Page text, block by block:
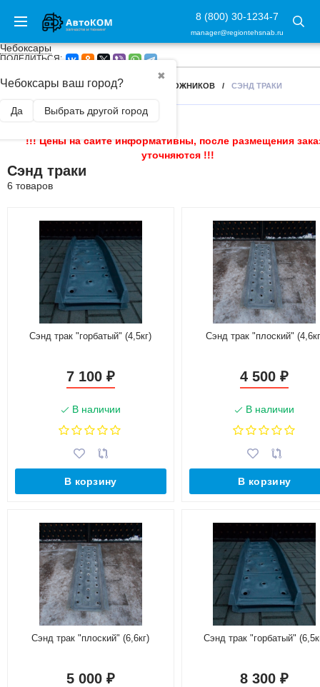
8 (800) 30-1234-7
manager@regiontehsnab.ru
Чебоксары
✖
Чебоксары ваш город?
Да Выбрать другой город
ПОДЕЛИТЬСЯ:
ГЛАВНАЯ / АКСЕССУАРЫ ДЛЯ ВНЕДОРОЖНИКОВ / СЭНД ТРАКИ
!!! Цены на сайте информативны, после размещения
уточняются !!!
Сэнд траки
6 товаров
Сэнд трак "горбатый" (4,5кг)
7 100 ₽
В наличии
В корзину
Сэнд трак "плоский"
4 500₽
В наличии
В корзину
Сэнд трак "плоский" (6,6кг)
5 000 ₽
Сэнд трак "горбатый"
8 300₽